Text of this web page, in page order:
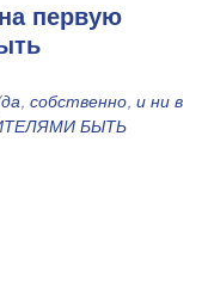
первую
собственно, и ни в
БЫТЬ